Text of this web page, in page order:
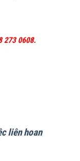
273 0608.
liên hoan